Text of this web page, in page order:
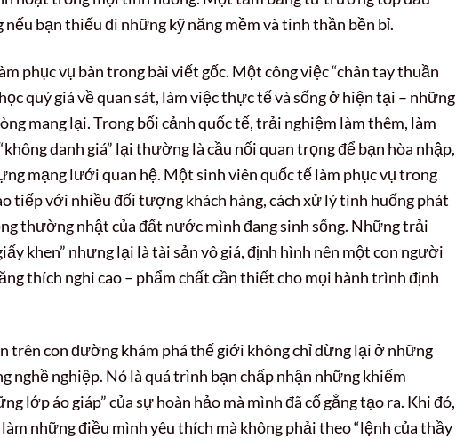
nếu bạn thiếu đi những kỹ năng mềm và tinh thần bền bỉ.
phục vụ bàn trong bài viết gốc. Một công việc “chân tay thuần
quý giá về quan sát, làm việc thực tế và sống ở hiện tại – những
mang lại. Trong bối cảnh quốc tế, trải nghiệm làm thêm, làm
danh giá” lại thường là cầu nối quan trọng để bạn hòa nhập,
mạng lưới quan hệ. Một sinh viên quốc tế làm phục vụ trong
tiếp với nhiều đối tượng khách hàng, cách xử lý tình huống phát
thường nhật của đất nước mình đang sinh sống. Những trải
khen” nhưng lại là tài sản vô giá, định hình nên một con người
thích nghi cao – phẩm chất cần thiết cho mọi hành trình định
trên con đường khám phá thế giới không chỉ dừng lại ở những
nghề nghiệp. Nó là quá trình bạn chấp nhận những khiếm
lớp áo giáp” của sự hoàn hảo mà mình đã cố gắng tạo ra. Khi đó,
những điều mình yêu thích mà không phải theo “lệnh của thầy